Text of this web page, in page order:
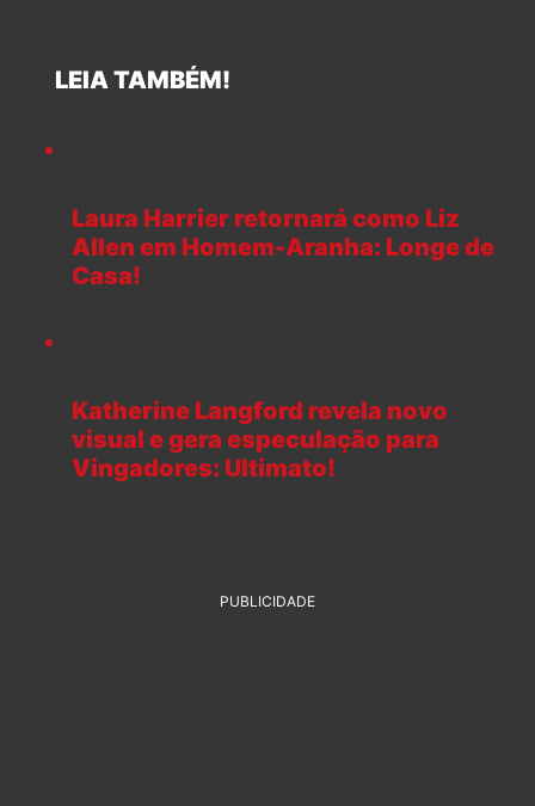
LEIA TAMBÉM!
Laura Harrier retornará como Liz
Allen em Homem-Aranha: Longe de
Casa!
Katherine Langford revela novo
visual e gera especulação para
Vingadores: Ultimato!
PUBLICIDADE